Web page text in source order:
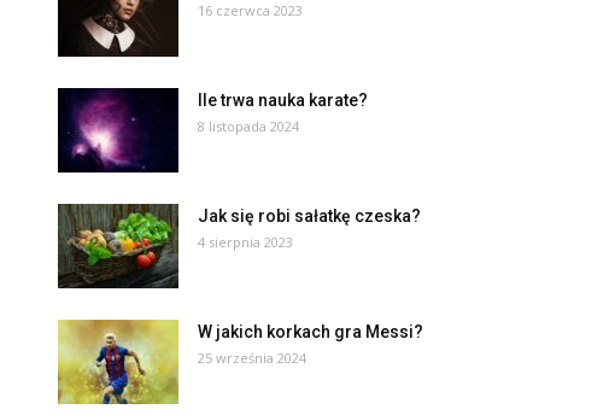
16 czerwca 2023
Ile trwa nauka karate?
8 listopada 2024
Jak się robi sałatkę czeska?
4 sierpnia 2023
W jakich korkach gra Messi?
25 września 2024